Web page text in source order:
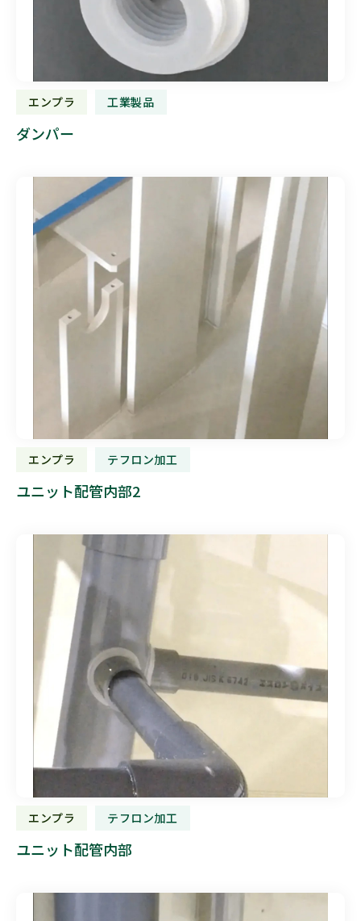
エンプラ 工業製品
ダンパー
エンプラ テフロン加工
ユニット配管内部2
エンプラ テフロン加工
ユニット配管内部